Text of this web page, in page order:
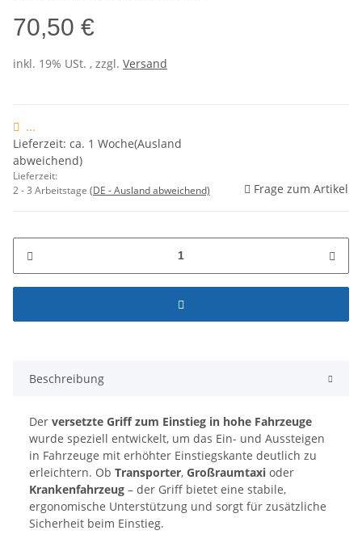
70,50 €
inkl. 19% USt. , zzgl. Versand
...
Lieferzeit: ca. 1 Woche(Ausland
abweichend)
Lieferzeit:
2 - 3 Arbeitstage (DE - Ausland abweichend) Frage zum Artikel
Beschreibung
Der versetzte Griff zum Einstieg in hohe Fahrzeuge
wurde speziell entwickelt, um das Ein- und Aussteigen
in Fahrzeuge mit erhöhter Einstiegskante deutlich zu
erleichtern. Ob Transporter, Großraumtaxi oder
Krankenfahrzeug – der Griff bietet eine stabile,
ergonomische Unterstützung und sorgt für zusätzliche
Sicherheit beim Einstieg.